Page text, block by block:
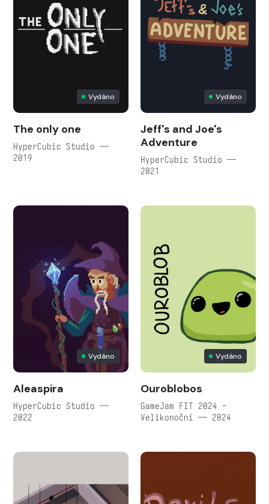
Vydáno
The only one
HyperCubic Studio —
2019
Vydáno
Jeff's and Joe's
Adventure
HyperCubic Studio —
2021
Vydáno
Aleaspira
HyperCubic Studio —
2022
Vydáno
Ouroblobos
GameJam FIT 2024 -
Velikonoční — 2024